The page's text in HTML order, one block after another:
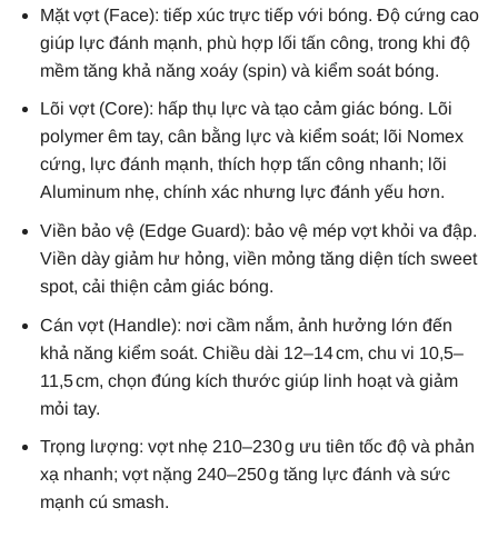
Mặt vợt (Face): tiếp xúc trực tiếp với bóng. Độ cứng cao
giúp lực đánh mạnh, phù hợp lối tấn công, trong khi độ
mềm tăng khả năng xoáy (spin) và kiểm soát bóng.
Lõi vợt (Core): hấp thụ lực và tạo cảm giác bóng. Lõi
polymer êm tay, cân bằng lực và kiểm soát; lõi Nomex
cứng, lực đánh mạnh, thích hợp tấn công nhanh; lõi
Aluminum nhẹ, chính xác nhưng lực đánh yếu hơn.
Viền bảo vệ (Edge Guard): bảo vệ mép vợt khỏi va đập.
Viền dày giảm hư hỏng, viền mỏng tăng diện tích sweet
spot, cải thiện cảm giác bóng.
Cán vợt (Handle): nơi cầm nắm, ảnh hưởng lớn đến
khả năng kiểm soát. Chiều dài 12–14 cm, chu vi 10,5–
11,5 cm, chọn đúng kích thước giúp linh hoạt và giảm
mỏi tay.
Trọng lượng: vợt nhẹ 210–230 g ưu tiên tốc độ và phản
xạ nhanh; vợt nặng 240–250 g tăng lực đánh và sức
mạnh cú smash.